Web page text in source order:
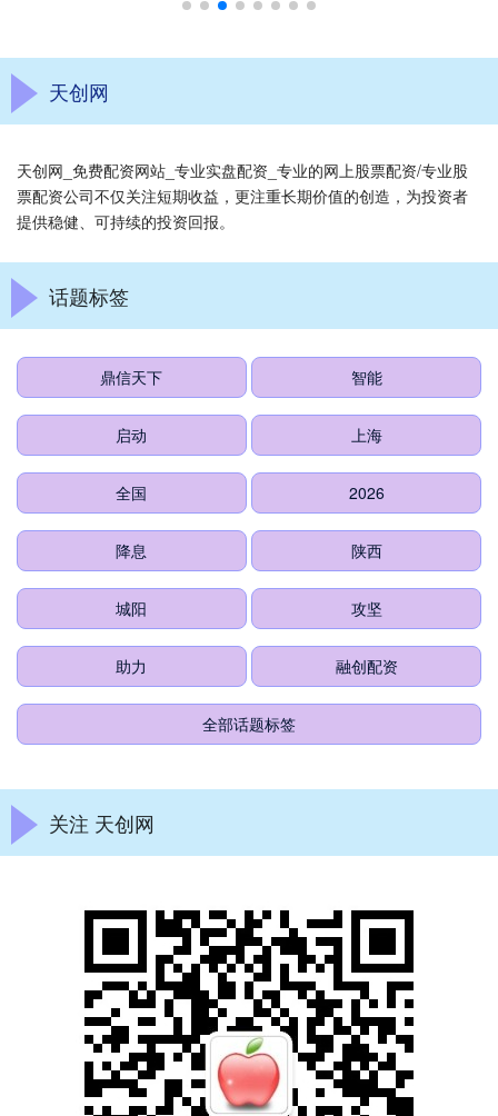
天创网
天创网_免费配资网站_专业实盘配资_专业的网上股票配资/专业股
票配资公司不仅关注短期收益，更注重长期价值的创造，为投资者
提供稳健、可持续的投资回报。
话题标签
鼎信天下 智能
启动 上海
全国 2026
降息 陕西
城阳 攻坚
助力 融创配资
全部话题标签
关注 天创网